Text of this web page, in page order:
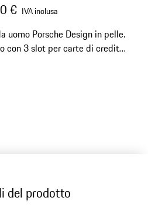
€ IVA inclusa
uomo Porsche Design in pelle.
con 3 slot per carte di credito,
del prodotto